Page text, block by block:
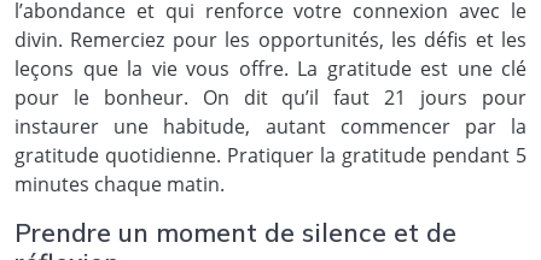
l’abondance et qui renforce votre connexion avec le
divin. Remerciez pour les opportunités, les défis et les
leçons que la vie vous offre. La gratitude est une clé
pour le bonheur. On dit qu’il faut 21 jours pour
instaurer une habitude, autant commencer par la
gratitude quotidienne. Pratiquer la gratitude pendant 5
minutes chaque matin.
Prendre un moment de silence et de